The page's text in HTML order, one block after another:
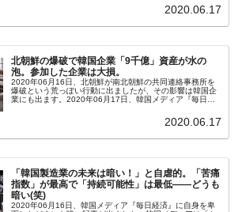
2020.06.17
北朝鮮の爆破で韓国企業「9千億」資産が水の
泡。参加した企業は大損。
2020年06月16日、北朝鮮が南北朝鮮の共同連絡事務所を
爆破という荒っぽい行動に出ましたが、その影響は韓国企
業にも出ます。2020年06月17日、韓国メディア『毎日経
2020.06.17
「韓国製造業の未来は暗い！」と自虐的。「苦痛
指数」が最高で「持続可能性」は最低――どうも
暗い(笑)
2020年06月16日、韓国メディア『毎日経済』に自身を卑